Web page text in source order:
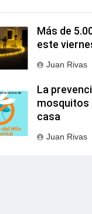
Más de
este
Juan Rivas
La
mosquitos
casa
Juan Rivas